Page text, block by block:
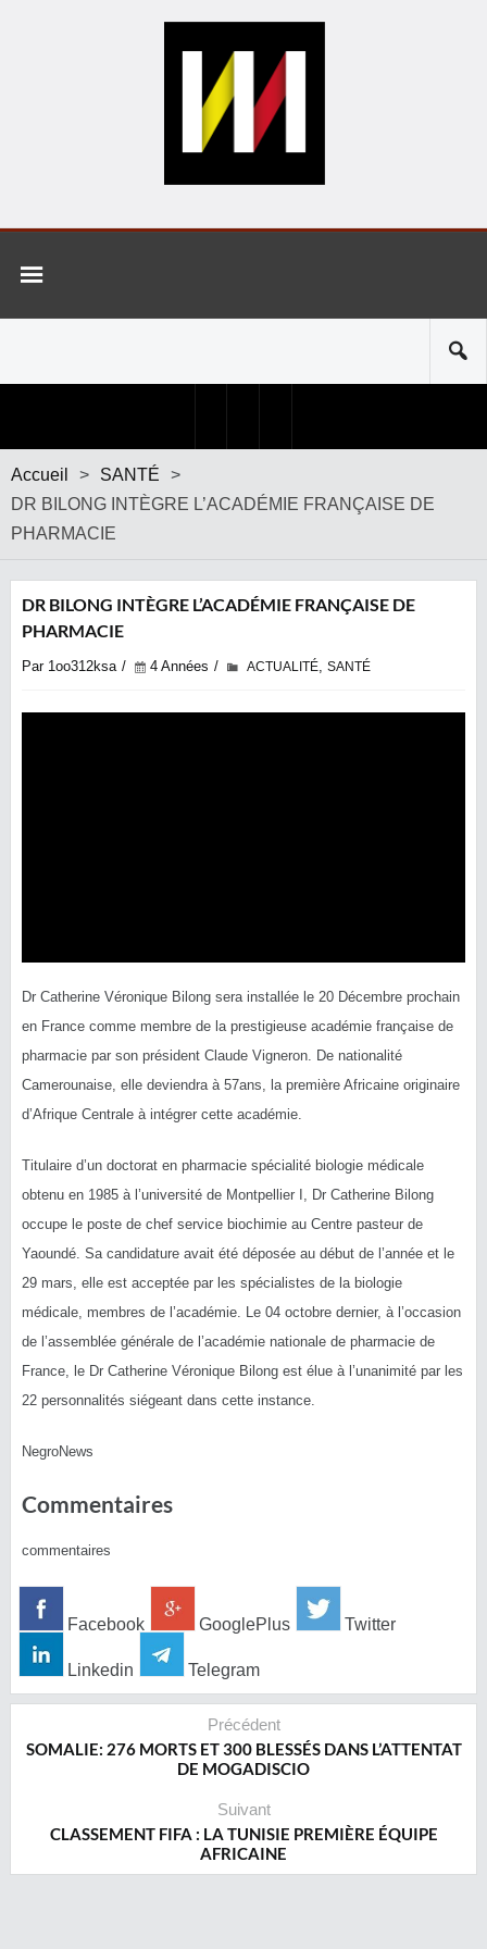
Accueil > SANTÉ
>
DR BILONG INTÈGRE L’ACADÉMIE FRANÇAISE DE
PHARMACIE
DR BILONG INTÈGRE L’ACADÉMIE FRANÇAISE DE
PHARMACIE
Par 1oo312ksa 4 Années ACTUALITÉ, SANTÉ
Dr Catherine Véronique Bilong sera installée le 20 Décembre prochain
en France comme membre de la prestigieuse académie française de
pharmacie par son président Claude Vigneron. De nationalité
Camerounaise, elle deviendra à 57ans, la première Africaine originaire
d’Afrique Centrale à intégrer cette académie.
Titulaire d’un doctorat en pharmacie spécialité biologie médicale
obtenu en 1985 à l’université de Montpellier I, Dr Catherine Bilong
occupe le poste de chef service biochimie au Centre pasteur de
Yaoundé. Sa candidature avait été déposée au début de l’année et le
29 mars, elle est acceptée par les spécialistes de la biologie
médicale, membres de l’académie. Le 04 octobre dernier, à l’occasion
de l’assemblée générale de l’académie nationale de pharmacie de
France, le Dr Catherine Véronique Bilong est élue à l’unanimité par les
22 personnalités siégeant dans cette instance.
NegroNews
Commentaires
commentaires
Facebook GooglePlus Twitter
Linkedin Telegram
Précédent
SOMALIE: 276 MORTS ET 300 BLESSÉS DANS L’ATTENTAT
DE MOGADISCIO
Suivant
CLASSEMENT FIFA : LA TUNISIE PREMIÈRE ÉQUIPE
AFRICAINE